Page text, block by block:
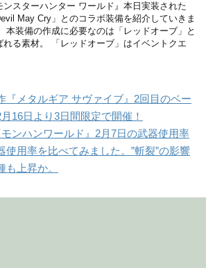
ンスターハンター ワールド』本日実装された
May Cry」とのコラボ装備を紹介していきま
本装備の作成に必要なのは「レッドオーブ」と
れる素材。 「レッドオーブ」はイベントクエ
『メタルギア サヴァイブ』2回目のベー
16日より3日間限定で開催！
モンハンワールド』2月7日の武器使用率
使用率を比べてみました。”斬裂”の影響
も上昇か。